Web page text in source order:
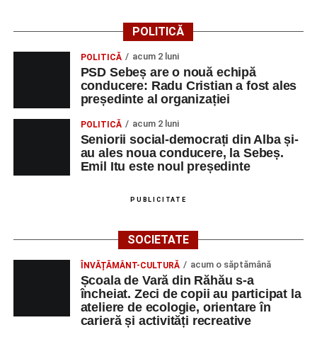
POLITICĂ
POLITICĂ acum 2 luni
PSD Sebeș are o nouă echipă
conducere: Radu Cristian a fost ales
președinte al organizației
POLITICĂ acum 2 luni
Seniorii social-democrați din Alba și-
au ales noua conducere, la Sebeș.
Emil Itu este noul președinte
PUBLICITATE
SOCIETATE
ÎNVĂȚĂMÂNT-CULTURĂ acum o săptămână
Școala de Vară din Răhău s-a
încheiat. Zeci de copii au participat la
ateliere de ecologie, orientare în
carieră și activități recreative